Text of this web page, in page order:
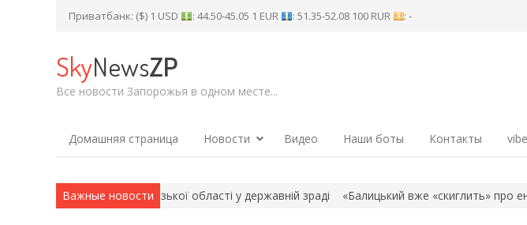
Приватбанк: ($) 1 USD : 44.50-45.05 1 EUR : 51.35-52.08 100 RUR : -
SkyNewsZP
Все новости Запорожья в одном месте...
Домашняя страница Новости Видео Наши боты Контакты
Важные новости
мешканця Запорізької області у державній зраді «Балицький вже «скиглить» про